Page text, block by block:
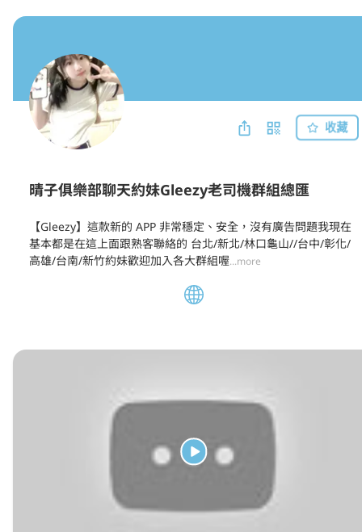
收藏
晴子俱樂部聊天約妹Gleezy老司機群組總匯
【Gleezy】這款新的 APP 非常穩定、安全，沒有廣告問題我現在
基本都是在這上面跟熟客聯絡的 台北/新北/林口龜山//台中/彰化/
高雄/台南/新竹約妹歡迎加入各大群組喔...more